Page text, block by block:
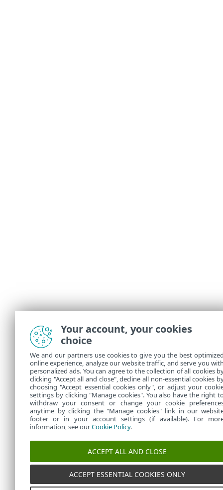
Your account, your cookies
choice
We and our partners use cookies to give you the best
online experience, analyze our website traffic, and serve you
personalized ads. You can agree to the collection of all cookies
clicking "Accept all and close", decline all non-essential cookies
choosing "Accept essential cookies only", or adjust your
settings by clicking "Manage cookies". You also have the right
withdraw your consent or change your cookie
anytime by clicking the "Manage cookies" link in our
footer or in your account settings (if available). For
information, see ourCookie Policy.
ACCEPT ALL AND CLOSE
ACCEPT ESSENTIAL COOKIES ONLY